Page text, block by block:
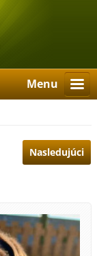
Menu
Nasledujúci